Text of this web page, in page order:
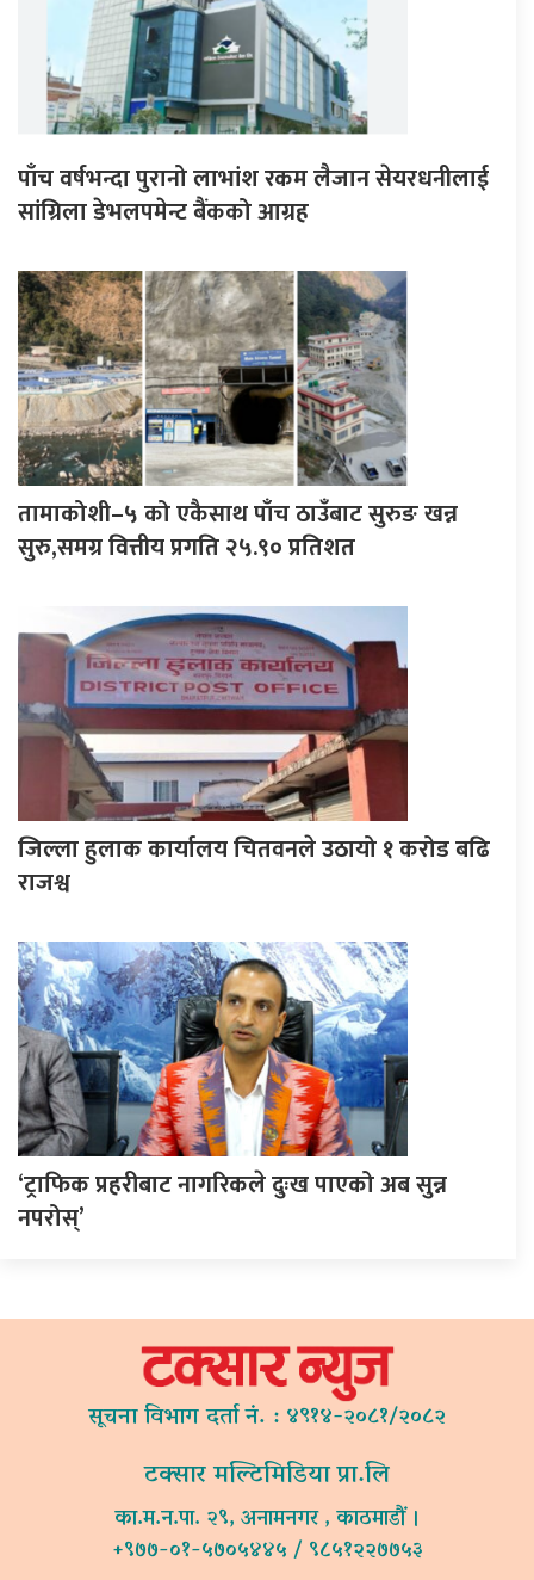
पाँच वर्षभन्दा पुरानो लाभांश रकम लैजान सेयरधनीलाई
सांग्रिला डेभलपमेन्ट बैंकको आग्रह
तामाकोशी–५ को एकैसाथ पाँच ठाउँबाट सुरुङ खन्न
सुरु,समग्र वित्तीय प्रगति २५.९० प्रतिशत
जिल्ला हुलाक कार्यालय चितवनले उठायो १ करोड बढि
राजश्व
‘ट्राफिक प्रहरीबाट नागरिकले दुःख पाएको अब सुन्न
नपरोस्’
सूचना विभाग दर्ता नं. : ४९१४-२०८१/२०८२
टक्सार मल्टिमिडिया प्रा.लि
का.म.न.पा. २९, अनामनगर , काठमाडौं ।
+९७७-०१-५७०५४४५ / ९८५१२२७७५३